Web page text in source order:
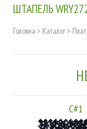
ШТАПЕЛЬ
Головна > Каталог>
C#1